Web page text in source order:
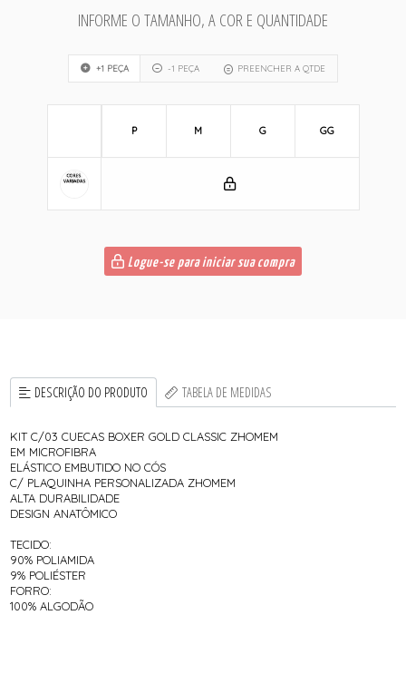
INFORME O TAMANHO, A COR E QUANTIDADE
+1 PEÇA -1 PEÇA PREENCHER A QTDE
P M G GG
Logue-se para iniciar sua compra
DESCRIÇÃO DO PRODUTO TABELA DE MEDIDAS
KIT C/03 CUECAS BOXER GOLD CLASSIC ZHOMEM
EM MICROFIBRA
ELÁSTICO EMBUTIDO NO CÓS
C/ PLAQUINHA PERSONALIZADA ZHOMEM
ALTA DURABILIDADE
DESIGN ANATÔMICO
TECIDO:
90% POLIAMIDA
9% POLIÉSTER
FORRO:
100% ALGODÃO